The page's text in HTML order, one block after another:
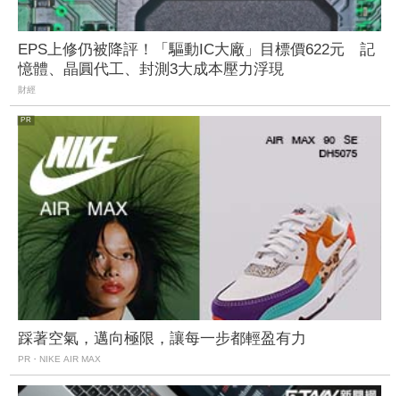
EPS上修仍被降評！「驅動IC大廠」目標價622元 記
憶體、晶圓代工、封測3大成本壓力浮現
財經
踩著空氣，邁向極限，讓每一步都輕盈有力
PR・NIKE AIR MAX